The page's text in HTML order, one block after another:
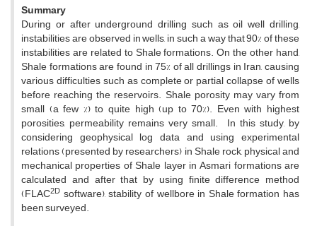
Summary
During or after underground drilling such as oil well drilling,
instabilities are observed in wells, in such a way that 90% of these
instabilities are related to Shale formations. On the other hand,
Shale formations are found in 75% of all drillings in Iran, causing
various difficulties such as complete or partial collapse of wells
before reaching the reservoirs. Shale porosity may vary from
small (a few %) to quite high (up to 70%). Even with highest
porosities, permeability remains very small. In this study, by
considering geophysical log data and using experimental
relations (presented by researchers) in Shale rock, physical and
mechanical properties of Shale layer in Asmari formations are
calculated and after that by using finite difference method
(FLAC2D software), stability of wellbore in Shale formation has
been surveyed.